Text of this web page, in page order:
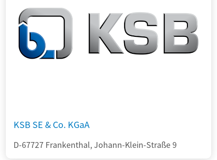
KSB SE & Co. KGaA
D-67727 Frankenthal, Johann-Klein-Straße 9